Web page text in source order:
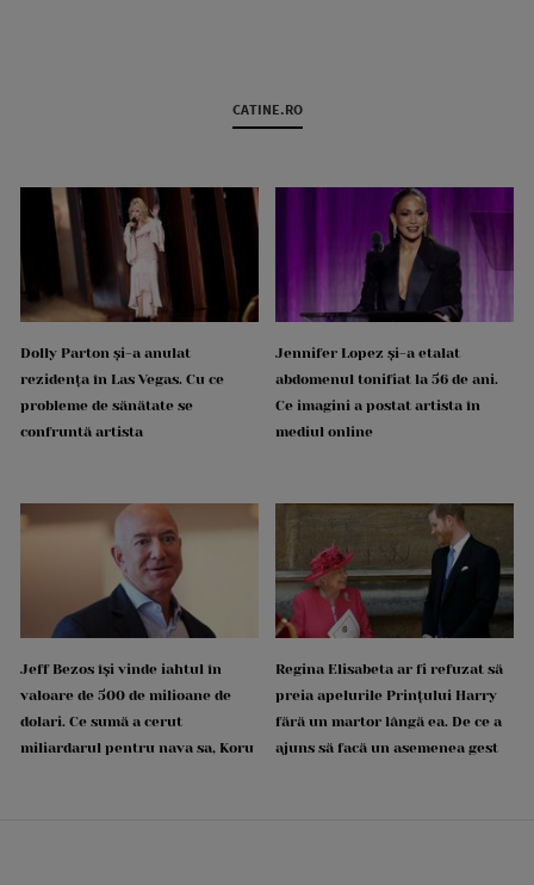
CATINE.RO
Dolly Parton și-a anulat
rezidența în Las Vegas. Cu ce
probleme de sănătate se
confruntă artista
Jennifer Lopez și-a etalat
abdomenul tonifiat la 56 de ani.
Ce imagini a postat artista în
mediul online
Jeff Bezos își vinde iahtul în
valoare de 500 de milioane de
dolari. Ce sumă a cerut
miliardarul pentru nava sa, Koru
Regina Elisabeta ar fi refuzat să
preia apelurile Prințului Harry
fără un martor lângă ea. De ce a
ajuns să facă un asemenea gest